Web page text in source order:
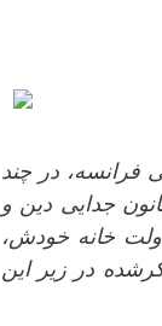
فرانسه، در چند
جدایی دین و
را تحت عنوان "دولت خانه خودش،
کرده است. قسمت اول و دوم و سوم این متن با عناوین(۱) ذکرشده در زیر این